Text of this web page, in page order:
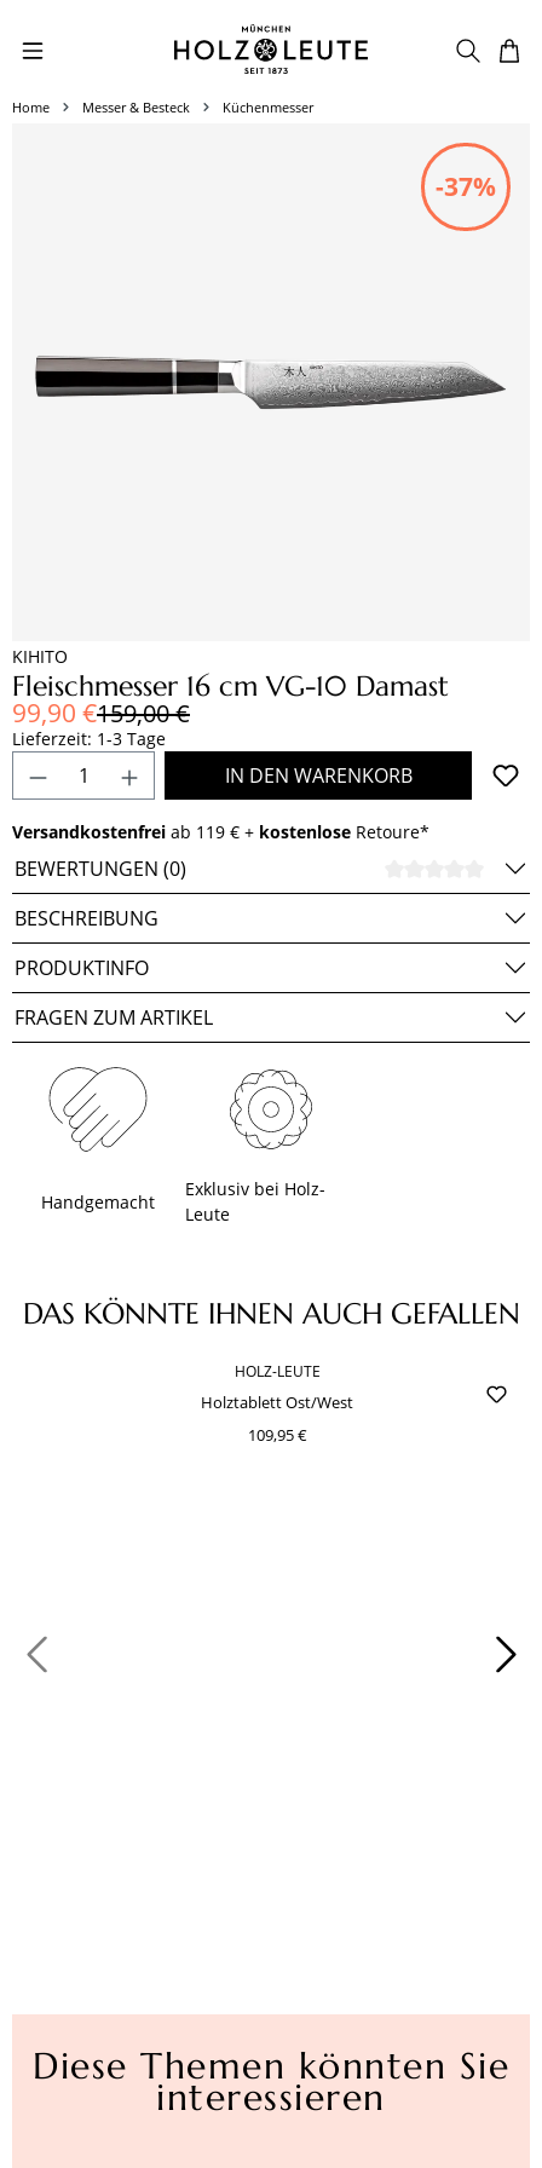
Zum Hauptinhalt springen
Home Messer & Besteck Küchenmesser
KIHITO
Fleischmesser 16 cm VG-10 Damast
Verkaufspreis:
Regulärer Preis:
159,00 €
99,90 €
Lieferzeit: 1-3 Tage
Produkt Anzahl: Gib den gewünschten
IN DEN WARENKORB
Versandkostenfrei ab 119 € + kostenlose Retoure*
BEWERTUNGEN (0)
BESCHREIBUNG
PRODUKTINFO
FRAGEN ZUM ARTIKEL
Handgemacht
Exklusiv bei Holz-
Leute
-37%
Produktgalerie überspringen
DAS KÖNNTE IHNEN AUCH GEFALLEN
HOLZ-LEUTE
Holztablett Ost/West
109,95 €
Diese Themen könnten Sie
interessieren